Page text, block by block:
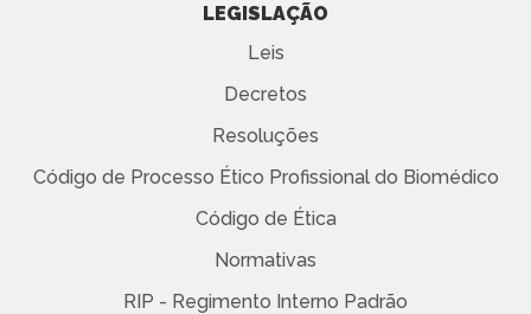
LEGISLAÇÃO
Leis
Decretos
Resoluções
Código de Processo Ético Profissional do Biomédico
Código de Ética
Normativas
RIP - Regimento Interno Padrão